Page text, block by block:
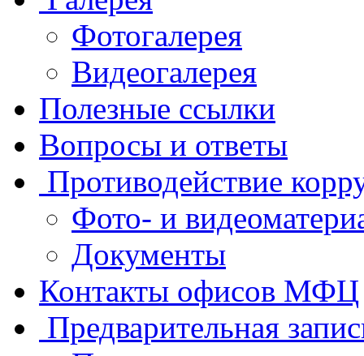
Фотогалерея
Видеогалерея
Полезные ссылки
Вопросы и ответы
Противодействие
Фото- и
Документы
Контакты офисов МФЦ
Предварительная